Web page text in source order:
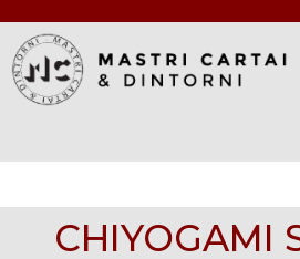
CHIYOGAMI